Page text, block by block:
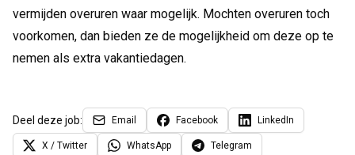
vermijden overuren waar mogelijk. Mochten overuren toch
voorkomen, dan bieden ze de mogelijkheid om deze op te
nemen als extra vakantiedagen.
Deel deze job: Email Facebook LinkedIn
X / Twitter WhatsApp Telegram